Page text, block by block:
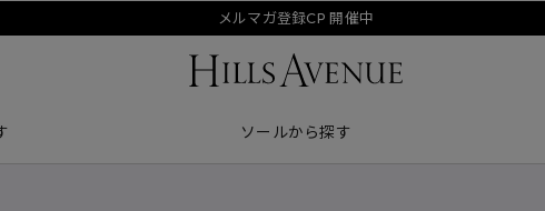
メルマガ登録CP 開催中
ソールから探す